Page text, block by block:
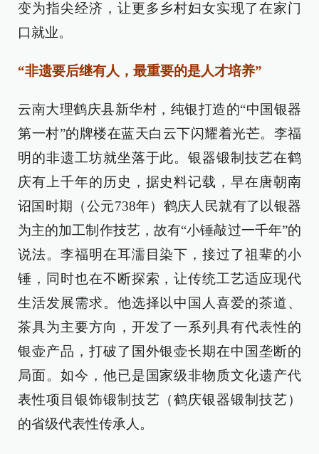
变为指尖经济，让更多乡村妇女实现了在家门
口就业。
“非遗要后继有人，最重要的是人才培养”
云南大理鹤庆县新华村，纯银打造的“中国银器
第一村”的牌楼在蓝天白云下闪耀着光芒。李福
明的非遗工坊就坐落于此。银器锻制技艺在鹤
庆有上千年的历史，据史料记载，早在唐朝南
诏国时期（公元738年）鹤庆人民就有了以银器
为主的加工制作技艺，故有“小锤敲过一千年”的
说法。李福明在耳濡目染下，接过了祖辈的小
锤，同时也在不断探索，让传统工艺适应现代
生活发展需求。他选择以中国人喜爱的茶道、
茶具为主要方向，开发了一系列具有代表性的
银壶产品，打破了国外银壶长期在中国垄断的
局面。如今，他已是国家级非物质文化遗产代
表性项目银饰锻制技艺（鹤庆银器锻制技艺）
的省级代表性传承人。